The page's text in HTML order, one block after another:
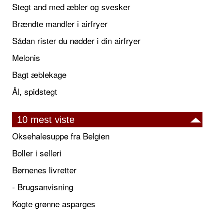
Stegt and med æbler og svesker
Brændte mandler i airfryer
Sådan rister du nødder i din airfryer
Melonis
Bagt æblekage
Ål, spidstegt
10 mest viste
Oksehalesuppe fra Belgien
Boller i selleri
Børnenes livretter
- Brugsanvisning
Kogte grønne asparges